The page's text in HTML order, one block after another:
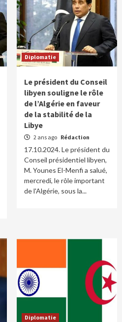
Diplomatie
Le président du Conseil
libyen souligne le rôle
de l’Algérie en faveur
de la stabilité de la
Libye
2 ans ago Rédaction
17.10.2024. Le président du
Conseil présidentiel libyen,
M. Younes El-Menfi a salué,
mercredi, le rôle important
de l'Algérie, sous la...
Diplomatie